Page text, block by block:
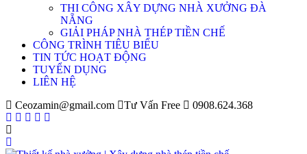
THI CÔNG XÂY DỰNG NHÀ XƯỞNG ĐÀ
NẴNG
GIẢI PHÁP NHÀ THÉP TIỀN CHẾ
CÔNG TRÌNH TIÊU BIỂU
TIN TỨC HOẠT ĐỘNG
TUYỂN DỤNG
LIÊN HỆ
Ceozamin@gmail.com
Tư Vấn Free 0908.624.368